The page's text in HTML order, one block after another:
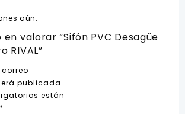
aún.
valorar “Sifón PVC Desagüe
RIVAL”
publicada.
están
*